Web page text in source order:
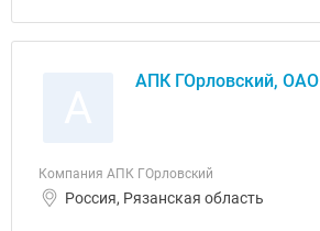
АПК ГОрловский, ОАО
Компания АПК ГОрловский
Россия, Рязанская область